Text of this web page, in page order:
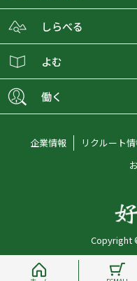
取り扱いブラン
ショップブログ
会員募集
おとな女子登山部
グラビティリサ
しらべる
登山レポート
オンラインコン
よむ
働く
アルバイト採用
社員メッセージ
企業情報 リクルート
Copyright